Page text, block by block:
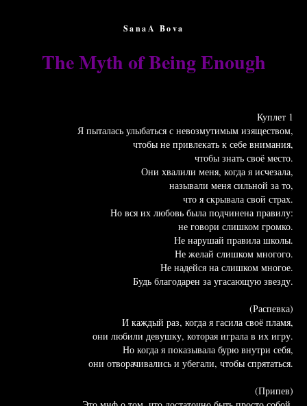
SanaA Bova
The Myth of Being Enough
Куплет 1
Я пыталась улыбаться с невозмутимым изяществом,
чтобы не привлекать к себе внимания,
чтобы знать своё место.
Они хвалили меня, когда я исчезала,
называли меня сильной за то,
что я скрывала свой страх.
Но вся их любовь была подчинена правилу:
не говори слишком громко.
Не нарушай правила школы.
Не желай слишком многого.
Не надейся на слишком многое.
Будь благодарен за угасающую звезду.
(Распевка)
И каждый раз, когда я гасила своё пламя,
они любили девушку, которая играла в их игру.
Но когда я показывала бурю внутри себя,
они отворачивались и убегали, чтобы спрятаться.
(Припев)